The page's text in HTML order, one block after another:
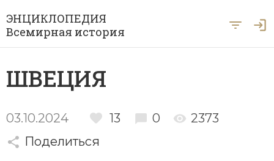
ЭНЦИКЛОПЕДИЯ
Всемирная история
Рубрики
Азия
Археология
Античность
А … Я
ШВЕЦИЯ
03.10.2024 13 0
2373
Поделиться